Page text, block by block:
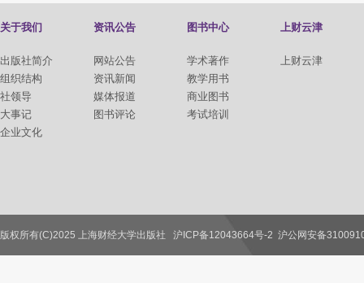
关于我们
出版社简介
组织结构
社领导
大事记
企业文化
资讯公告
网站公告
资讯新闻
媒体报道
图书评论
图书中心
学术著作
教学用书
商业图书
考试培训
上财云津
上财云津
联系我们
版权所有(C)2025 上海财经大学出版社 沪ICP备12043664号-2 沪公网安备